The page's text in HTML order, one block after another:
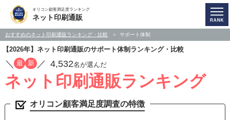
オリコン顧客満足度ランキング
ネット印刷通販
おすすめのネット印刷通販ランキング・比較 サポート体制
【2026年】ネット印刷通販のサポート体制ランキング・比較
／ 最 新 ／ 4,532名が選んだ
ネット印刷通販ランキング
オリコン顧客満足度調査の特徴